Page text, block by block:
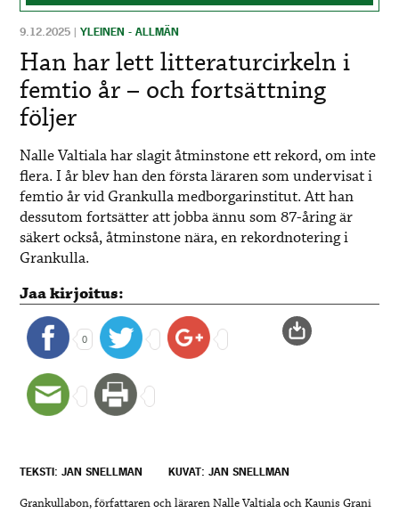
9.12.2025 |YLEINEN - ALLMÄN
Han har lett litteraturcirkeln i
femtio år – och fortsättning
följer
Nalle Valtiala har slagit åtminstone ett rekord, om inte
flera. I år blev han den första läraren som undervisat i
femtio år vid Grankulla medborgarinstitut. Att han
dessutom fortsätter att jobba ännu som 87-åring är
säkert också, åtminstone nära, en rekordnotering i
Grankulla.
Jaa kirjoitus:
0
TEKSTI: JAN SNELLMAN KUVAT: JAN SNELLMAN
Grankullabon, författaren och läraren Nalle Valtiala och Kaunis Grani